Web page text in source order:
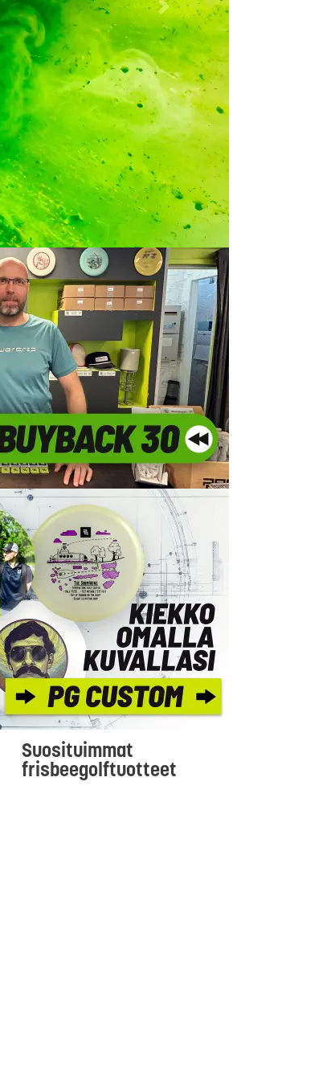
Seuraava &raquo;
Suosituimmat
frisbeegolftuotteet